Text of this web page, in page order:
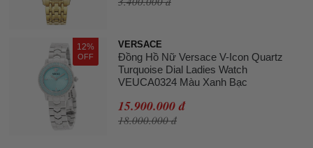
12%
OFF
VERSACE
Đồng Hồ Nữ Versace V-Icon Quartz
Turquoise Dial Ladies Watch
VEUCA0324 Màu Xanh Bạc
15.900.000 đ
18.000.000 đ